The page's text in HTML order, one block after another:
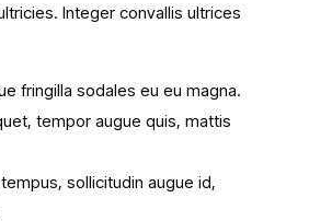
Integer convallis ultrices
fringilla sodales eu eu magna.
tempor augue quis, mattis
sollicitudin augue id,